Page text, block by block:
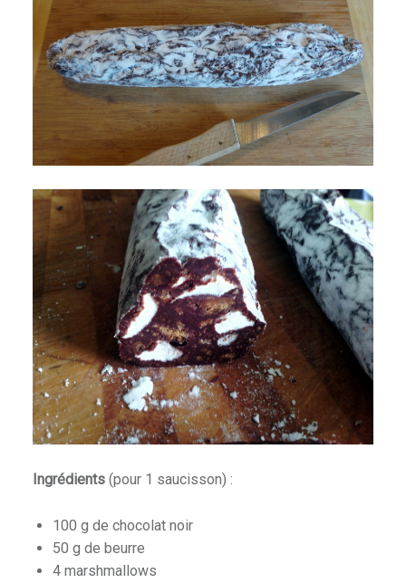
Ingrédients(pour 1 saucisson) :
100 g de chocolat noir
50 g de beurre
4 marshmallows